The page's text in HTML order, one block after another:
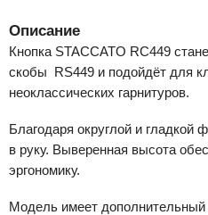
Описание
Кнопка STACCATO RC449
скобы RS449 и подойдёт для
неоклассических гарнитуров.
Благодаря округлой и гладкой
в руку. Выверенная высота
эргономику.
Модель имеет